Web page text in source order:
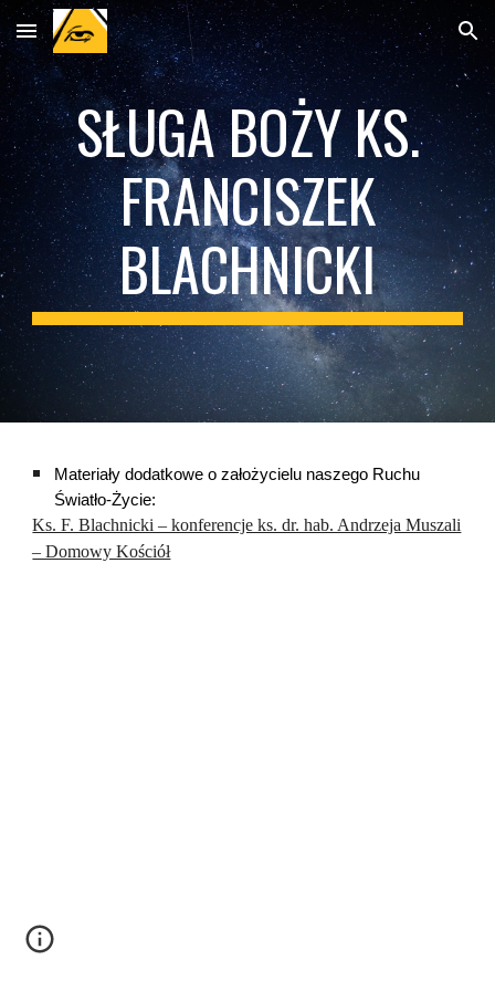
Skip to main content Skip to navigation
SŁUGA BOŻY KS.
FRANCISZEK
BLACHNICKI
Materiały dodatkowe o założycielu naszego Ruchu
Światło-Życie:
Ks. F. Blachnicki – konferencje ks. dr. hab. Andrzeja Muszali
– Domowy Kościół